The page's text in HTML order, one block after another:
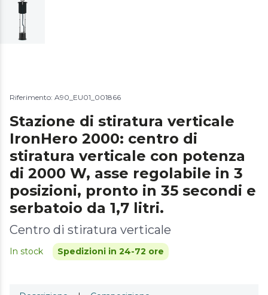
Riferimento: A90_EU01_001866
Stazione di stiratura verticale
IronHero 2000: centro di
stiratura verticale con potenza
di 2000 W, asse regolabile in 3
posizioni, pronto in 35 secondi e
serbatoio da 1,7 litri.
Centro di stiratura verticale
In stock Spedizioni in 24-72 ore